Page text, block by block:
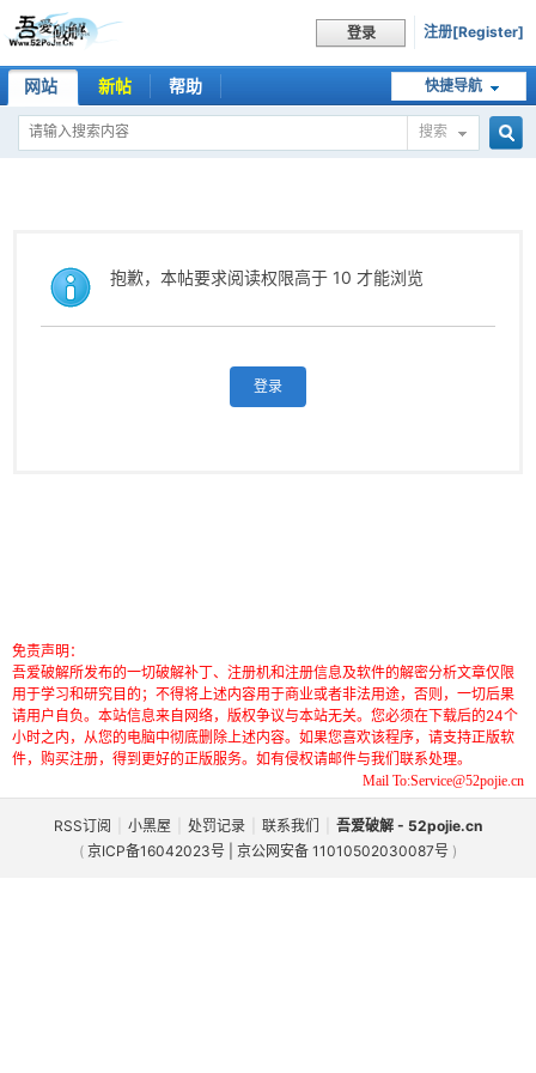
登录 注册[Register]
快捷导航
网站 新帖 帮助
搜索
抱歉，本帖要求阅读权限高于 10 才能浏览
登录
免责声明：
吾爱破解所发布的一切破解补丁、注册机和注册信息及软件的解密分析文章仅限
用于学习和研究目的；不得将上述内容用于商业或者非法用途，否则，一切后果
请用户自负。本站信息来自网络，版权争议与本站无关。您必须在下载后的24个
小时之内，从您的电脑中彻底删除上述内容。如果您喜欢该程序，请支持正版软
件，购买注册，得到更好的正版服务。如有侵权请邮件与我们联系处理。
Mail To:Service@52pojie.cn
RSS订阅 小黑屋 处罚记录 联系我们
吾爱破解 - 52pojie.cn
( 京ICP备16042023号 | 京公网安备 11010502030087号 )